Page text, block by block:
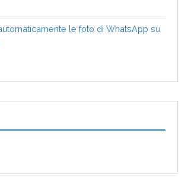
le foto di WhatsApp su